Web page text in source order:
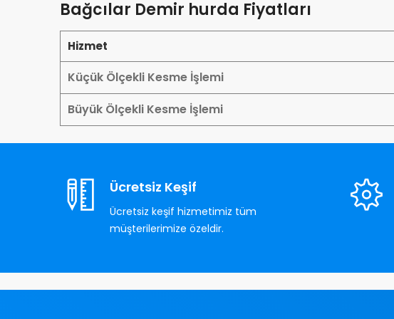
Bağcılar Demir hurda Fiyatları
Hizmet
Küçük Ölçekli Kesme İşlemi
Büyük Ölçekli Kesme İşlemi
Ücretsiz Keşif
Ücretsiz keşif hizmetimiz tüm
müşterilerimize özeldir.